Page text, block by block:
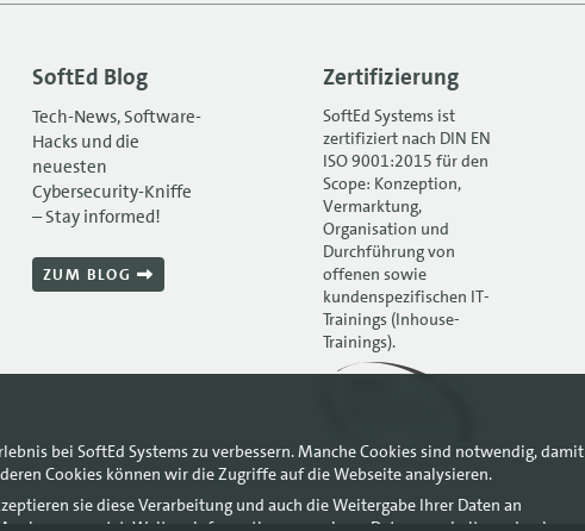
SoftEd Blog
Tech-News, Software-
Hacks und die
neuesten
Cybersecurity-Kniffe
– Stay informed!
ZUM BLOG
Zertifizierung
SoftEd Systems ist
zertifiziert nach DIN EN
ISO 9001:2015 für den
Scope: Konzeption,
Vermarktung,
Organisation und
Durchführung von
offenen sowie
kundenspezifischen IT-
Trainings (Inhouse-
Trainings).
bei SoftEd Systems zu verbessern. Manche Cookies sind notwendig, damit
Cookies können wir die Zugriffe auf die Webseite analysieren.
sie diese Verarbeitung und auch die Weitergabe Ihrer Daten an